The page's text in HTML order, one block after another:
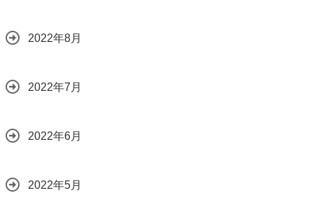
2022年8月
2022年7月
2022年6月
2022年5月